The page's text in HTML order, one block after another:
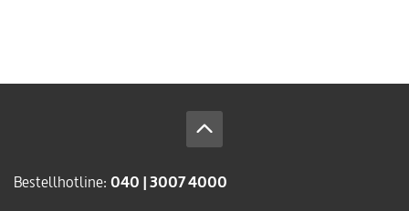
Bestellhotline: 040 | 3007 4000